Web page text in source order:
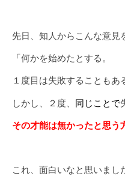
先日、知人からこんな意見
「何かを始めたとする。
１度目は失敗することもあ
しかし、２度、 同じことで
その才能は無かったと思う
これ、面白いなと思いまし